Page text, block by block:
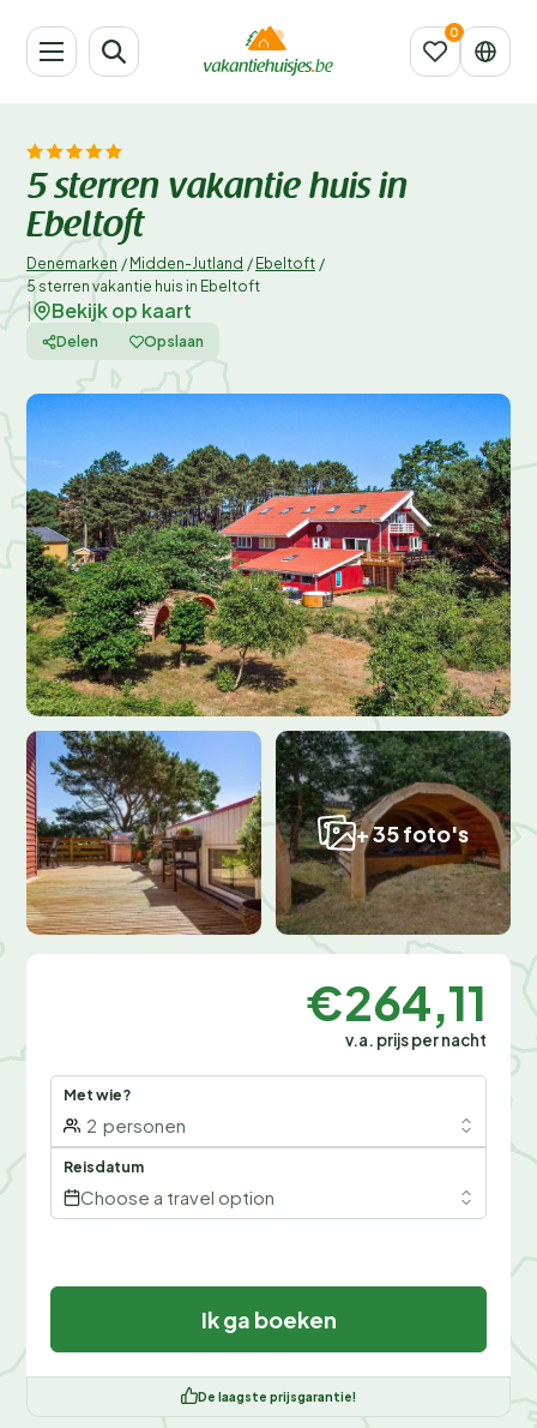
5 sterren vakantie huis in
Ebeltoft
Denemarken / Midden-Jutland / Ebeltoft /
5 sterren vakantie huis in Ebeltoft
Bekijk op kaart
Delen Opslaan
+ 35 foto's
€264,11
v.a. prijs per nacht
Met wie?
2 personen
Reisdatum
Choose a travel option
Ik ga boeken
De laagste prijsgarantie!